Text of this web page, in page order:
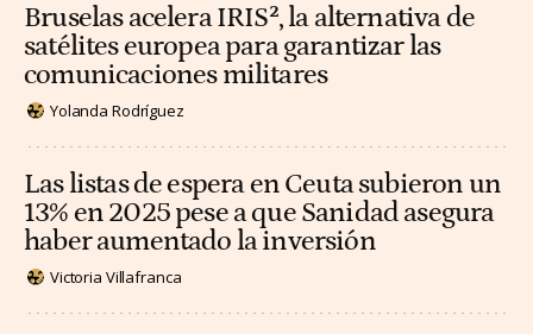
Bruselas acelera IRIS², la alternativa de
satélites europea para garantizar las
comunicaciones militares
Yolanda Rodríguez
Las listas de espera en Ceuta subieron un
13% en 2025 pese a que Sanidad asegura
haber aumentado la inversión
Victoria Villafranca